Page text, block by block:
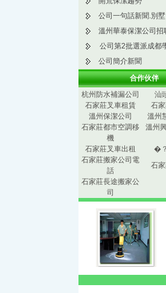
外墻粉刷
開荒保潔
家政服務
保潔用品銷售
真皮沙發(fā)清洗
工業(yè)清洗
外墻清洗
陶藝墻面清洗
日常保潔
開荒保潔
家庭保潔
公司一句話新聞.別墅
溫州華泰保潔公司招
公司第2批選派成都
公司簡介新聞
合作伙伴
杭州防水補漏公司
汕
石家莊叉車租賃
石
溫州保潔公司
溫州
石家莊都市空調移
機
溫州
石家莊叉車出租
石家莊搬家公司電
話
石
石家莊長途搬家公
司